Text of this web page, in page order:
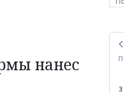
нанес
П
3